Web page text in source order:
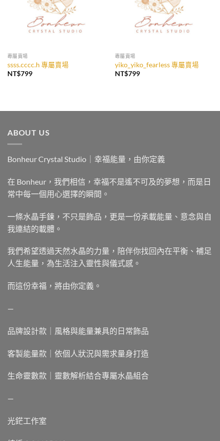
專屬賣場
ssss.cccc.h 專屬賣場
NT$799
專屬賣場
yiko_yiko_fearless 專屬賣場
NT$799
ABOUT US
Bonheur Crystal Studio｜幸福能量，由你定義
在 Bonheur，我們相信，幸福不是遙不可及的夢想，而是日
常中每一個用心選擇的瞬間。
一條水晶手鍊，不只是飾品，更是一份承載能量、意念與自
我連結的載體。
我們希望透過天然水晶的力量，陪伴你找回內在平衡、補足
人生能量，為生活注入靈性與儀式感。
而這份幸福，將由你定義。
—
品牌設計款｜風格與能量兼具的日常飾品
客製能量款｜依個人狀況與需求量身打造
生命靈數款｜靈數解析結合專屬水晶組合
—
光鋩工作室